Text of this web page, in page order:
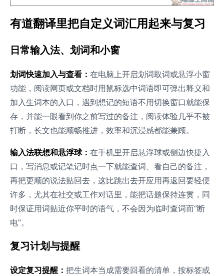
有道翻译里把自定义词汇用起来与复习
日常输入法、划词和小窗
划词快速加入与查看： 在电脑上开启划词取词或悬浮小窗
功能，阅读网页或文档时用鼠标选中词语即可弹出释义和
加入生词本的入口，遇到想记的短语不用切换窗口就能保
存，并能一眼看到你之前写过的备注，阅读体验几乎不被
打断，长文也能顺畅推进，效率和沉浸感都能兼顾。
输入法联想和悬浮球： 在手机里开启悬浮球或侧边快捷入
口，写消息或记笔记时点一下就能查词、看自己的备注，
再把更顺的说法贴回去，这比跳出去开应用再返回要轻便
许多，尤其在社交或工作对话里，能把话题保持连贯，同
时保证用词贴近你平时的语气，不会因为临时查词而“断
电”。
复习计划与提醒
设定复习提醒： 把生词本当成需要回看的清单，按标签或